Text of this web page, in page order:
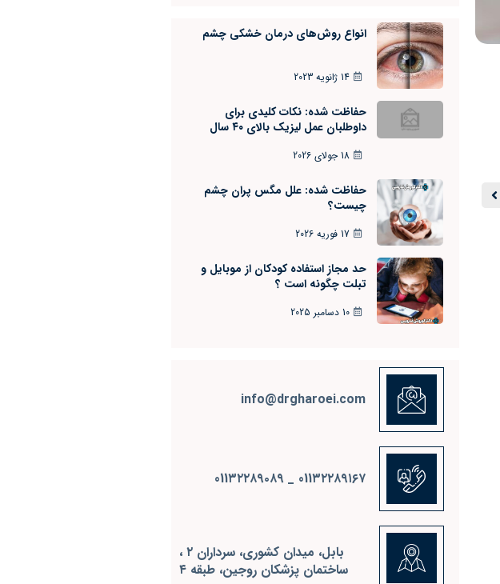
انواع روش‌های درمان خشکی چشم
14 ژانویه 2023
حفاظت شده: نکات کلیدی برای
داوطلبان عمل لیزیک بالای ۴۰ سال
18 جولای 2026
حفاظت شده: علل مگس پران چشم
چیست؟
17 فوریه 2026
حد مجاز استفاده کودکان از موبایل و
تبلت چگونه است ؟
10 دسامبر 2025
info@drgharoei.com
011٣٢٢٨٩١٦٧ _ 011٣٢٢٨٩٠٨٩
بابل، ميدان كشوري، سرداران ٢ ،
ساختمان پزشكان روجين، طبقه ٤